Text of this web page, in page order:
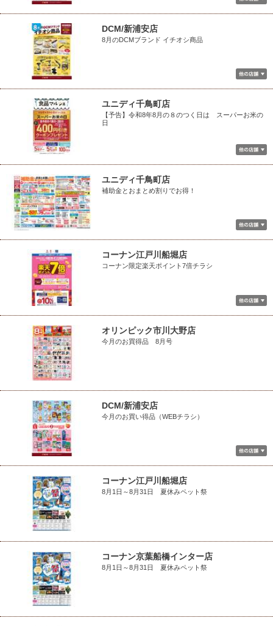
DCM/新浦安店
8月のDCMブランド イチオシ商品
ユニディ千鳥町店
【予告】令和8年8月の８のつく日は スーパーお米の
日
ユニディ千鳥町店
補助金とおまとめ割りでお得！
コーナン江戸川船堀店
コーナン限定楽天ポイント7倍チラシ
オリンピック市川大野店
今月のお買得品 8月号
DCM/新浦安店
今月のお買い得品（WEBチラシ）
コーナン江戸川船堀店
8月1日～8月31日 夏休みペット祭
コーナン京葉船橋インター店
8月1日～8月31日 夏休みペット祭